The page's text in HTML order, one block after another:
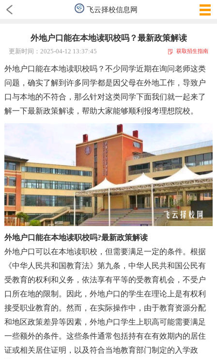
飞云择校信息网
外地户口能在本地读职校吗？最新政策解读
更新时间：2025-04-12 13:37:45 获取招生指南
外地户口能在本地读职校吗？ 不少同学近期在询问老师这类
问题 ， 确实了解到许多同学都是因父母在外地工作， 导致户
口与本地的不符合 ， 那么针对这类同学下面我们就一起来了
解一下最新政策解读， 帮助大家能够顺利报考理想院校。
外地户口能在本地读职校吗?最新政策解读
外地户口可以在本地读职校 ， 但需要满足一定的条件。 根据
《中华人民共和国教育法》第九条 ， 中华人民共和国公民有
受教育的权利和义务 ， 依法享有平等的受教育机会 ， 不受户
口所在地的限制。因此， 外地户口的学生在理论上是有权利
接受职业教育的。然而， 在实际操作中 ， 由于教育资源分配
和地区政策差异等因素， 外地户口学生上职高可能需要满足
一些额外的条件。这些条件通常包括持有在有效期内的居住
证或相关居住证明 ， 以及符合当地教育部门制定的入学政